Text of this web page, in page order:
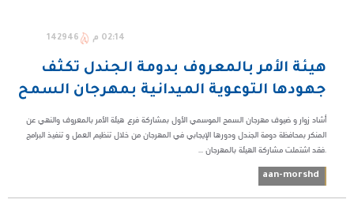
02:14 م 142946
هيئة الأمر بالمعروف بدومة الجندل تكثف
جهودها التوعوية الميدانية بمهرجان السمح
أشاد زوار و ضيوف مهرجان السمح الموسمي الأول بمشاركة فرع هيئة الأمر بالمعروف والنهي عن
المنكر بمحافظة دومة الجندل ودورها الإيجابي في المهرجان من خلال تنظيم العمل و تنفيذ البرامج
.فقد اشتملت مشاركة الهيئة بالمهرجان ...
aan-morshd